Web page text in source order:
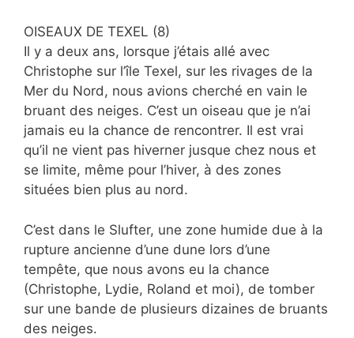
OISEAUX DE TEXEL (8)
Il y a deux ans, lorsque j’étais allé avec
Christophe sur l’île Texel, sur les rivages de la
Mer du Nord, nous avions cherché en vain le
bruant des neiges. C’est un oiseau que je n’ai
jamais eu la chance de rencontrer. Il est vrai
qu’il ne vient pas hiverner jusque chez nous et
se limite, même pour l’hiver, à des zones
situées bien plus au nord.
C’est dans le Slufter, une zone humide due à la
rupture ancienne d’une dune lors d’une
tempête, que nous avons eu la chance
(Christophe, Lydie, Roland et moi), de tomber
sur une bande de plusieurs dizaines de bruants
des neiges.